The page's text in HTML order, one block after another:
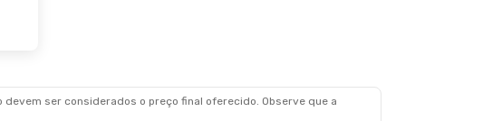
ser considerados o preço final oferecido. Observe que a